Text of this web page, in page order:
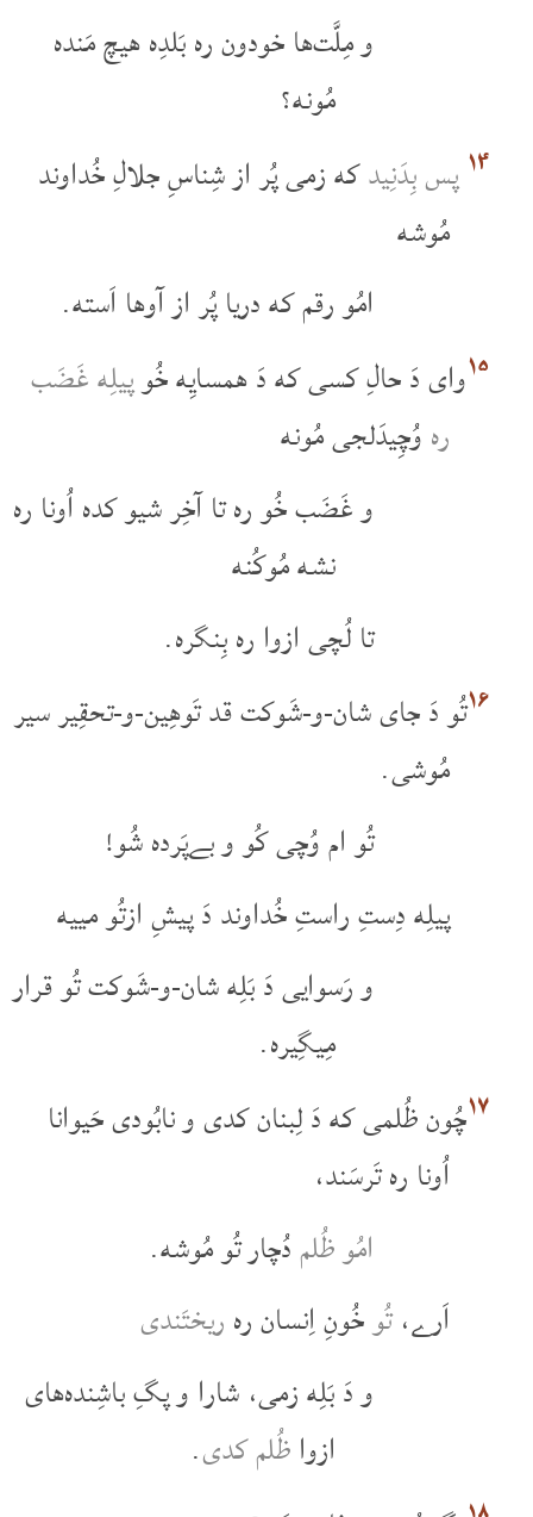
و مِلَّت‌ها خودون ره بَلدِه هیچ مَنده
مُونه؟
۱۴ پس بِدَنِیدکه زمی پُر از شِناسِ جلالِ خُداوند
مُوشه
امُو رقم که دریا پُر از آو‌ها اَسته.
۱۵وای دَ حالِ کسی که دَ همسایِه خُوپیلِه غَضَب
رهوُچِیدَلجی مُونه
و غَضَب خُو ره تا آخِر شیو کده اُونا ره
نشه مُوکُنه
تا لُچی ازوا ره بِنگره.
۱۶تُو دَ جای شان-و-شَوکت قد تَوهِین-و-تحقِیر سیر
مُوشی.
تُو ام وُچی کُو و بےپَرده شُو!
پیلِه دِستِ راستِ خُداوند دَ پیشِ ازتُو مییه
و رَسوایی دَ بَلِه شان-و-شَوکت تُو قرار
مِیگِیره.
۱۷چُون ظُلمی که دَ لِبنان کدی و نابُودی حَیوانا
اُونا ره تَرسَند،
امُو ظُلمدُچار تُو مُوشه.
اَرے،تُوخُونِ اِنسان رهریختَندی
و دَ بَلِه زمی، شارا و پگِ باشِنده‌های
ازواظُلم کدی.